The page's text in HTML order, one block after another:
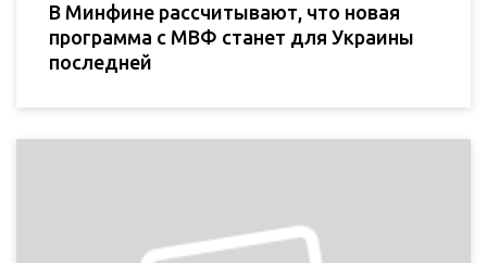
В Минфине рассчитывают, что новая
программа с МВФ станет для Украины
последней